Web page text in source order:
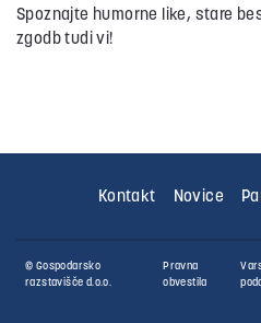
Spoznajte humorne like, stare
zgodb tudi vi!
Kontakt Novice
© Gospodarsko
razstavišče d.o.o.
Pravna
obvestila